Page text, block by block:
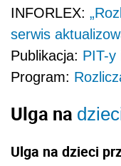
INFORLEX:
serwis
Publikacja: PIT-y
Program:
Ulga na
Ulga na dzieci